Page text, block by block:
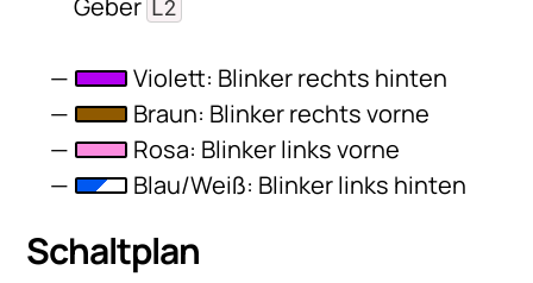
Geber L2
Violett: Blinker rechts hinten
Braun: Blinker rechts vorne
Rosa: Blinker links vorne
Blau/Weiß: Blinker links hinten
Schaltplan